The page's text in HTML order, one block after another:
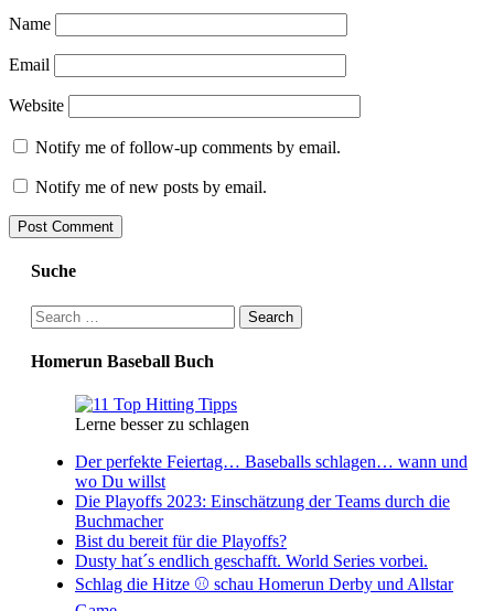
Name
Email
Website
Notify me of follow-up comments by email.
Notify me of new posts by email.
Suche
Search
for:
Homerun Baseball Buch
Lerne besser zu schlagen
Der perfekte Feiertag… Baseballs schlagen… wann und
wo Du willst
Die Playoffs 2023: Einschätzung der Teams durch die
Buchmacher
Bist du bereit für die Playoffs?
Dusty hat´s endlich geschafft. World Series vorbei.
Schlag die Hitze ⚾️ schau Homerun Derby und Allstar